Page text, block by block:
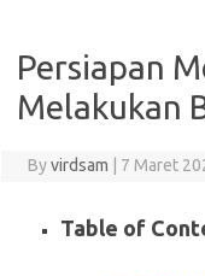
Persiapan
Melakukan
Byvirdsam 7 Maret
Table of